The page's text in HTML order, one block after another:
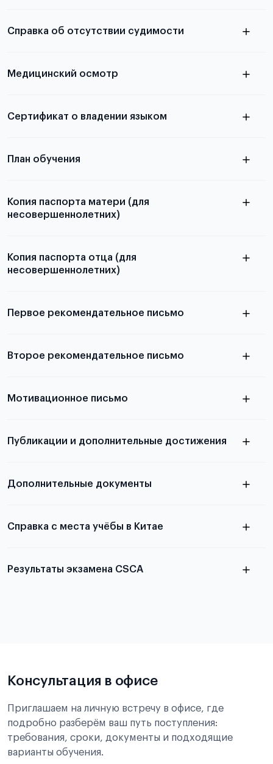
абитуриентов, изложена в статье.
принимаются
Справка об отсутствии судимости
Медицинский осмотр
Для примеров заполнения и пустых
Сертификат о владении языком
План обучения
Копия паспорта матери (для
несовершеннолетних)
Копия паспорта отца (для
несовершеннолетних)
выезда
Первое рекомендательное письмо
письма
Второе рекомендательное письмо
письма
Мотивационное письмо
статье
Публикации и дополнительные достижения
Дополнительные документы
Справка с места учёбы в Китае
Результаты экзамена CSCA
Консультация в офисе
Приглашаем на личную встречу в офисе, где
подробно разберём ваш путь поступления:
требования, сроки, документы и подходящие
варианты обучения.